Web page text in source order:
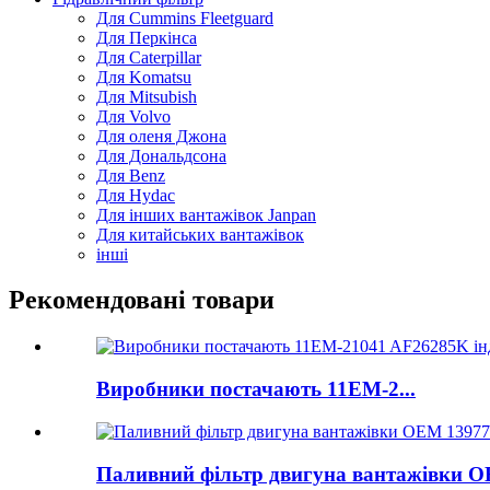
Для Cummins Fleetguard
Для Перкінса
Для Caterpillar
Для Komatsu
Для Mitsubish
Для Volvo
Для оленя Джона
Для Дональдсона
Для Benz
Для Hydac
Для інших вантажівок Janpan
Для китайських вантажівок
інші
Рекомендовані товари
Виробники постачають 11ЕМ-2...
Паливний фільтр двигуна вантажівки